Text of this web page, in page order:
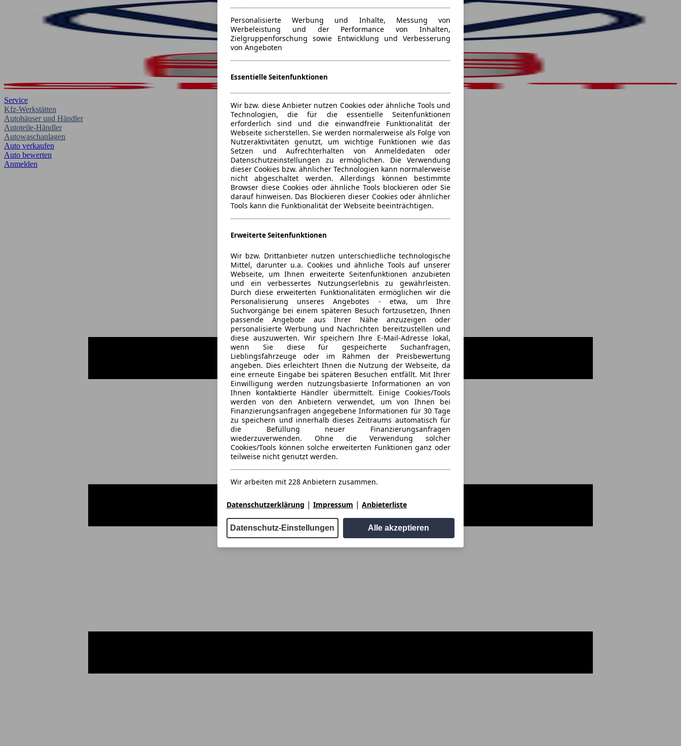
Service
Kfz-Werkstätten
Autohäuser und Händler
Autoteile-Händler
Autowaschanlagen
Auto verkaufen
Auto bewerten
Anmelden
Personalisierte Werbung und Inhalte, Messung von
Werbeleistung und der Performance von Inhalten,
Zielgruppenforschung sowie Entwicklung und Verbesserung
von Angeboten
Essentielle Seitenfunktionen
Wir bzw. diese Anbieter nutzen Cookies oder ähnliche Tools und
Technologien, die für die essentielle Seitenfunktionen
erforderlich sind und die einwandfreie Funktionalität der
Webseite sicherstellen. Sie werden normalerweise als Folge von
Nutzeraktivitäten genutzt, um wichtige Funktionen wie das
Setzen und Aufrechterhalten von Anmeldedaten oder
Datenschutzeinstellungen zu ermöglichen. Die Verwendung
dieser Cookies bzw. ähnlicher Technologien kann normalerweise
nicht abgeschaltet werden. Allerdings können bestimmte
Browser diese Cookies oder ähnliche Tools blockieren oder Sie
darauf hinweisen. Das Blockieren dieser Cookies oder ähnlicher
Tools kann die Funktionalität der Webseite beeinträchtigen.
Erweiterte Seitenfunktionen
Wir bzw. Drittanbieter nutzen unterschiedliche technologische
Mittel, darunter u.a. Cookies und ähnliche Tools auf unserer
Webseite, um Ihnen erweiterte Seitenfunktionen anzubieten
und ein verbessertes Nutzungserlebnis zu gewährleisten.
Durch diese erweiterten Funktionalitäten ermöglichen wir die
Personalisierung unseres Angebotes - etwa, um Ihre
Suchvorgänge bei einem späteren Besuch fortzusetzen, Ihnen
passende Angebote aus Ihrer Nähe anzuzeigen oder
personalisierte Werbung und Nachrichten bereitzustellen und
diese auszuwerten. Wir speichern Ihre E-Mail-Adresse lokal,
wenn Sie diese für gespeicherte Suchanfragen,
Lieblingsfahrzeuge oder im Rahmen der Preisbewertung
angeben. Dies erleichtert Ihnen die Nutzung der Webseite, da
eine erneute Eingabe bei späteren Besuchen entfällt. Mit Ihrer
Einwilligung werden nutzungsbasierte Informationen an von
Ihnen kontaktierte Händler übermittelt. Einige Cookies/Tools
werden von den Anbietern verwendet, um von Ihnen bei
Finanzierungsanfragen angegebene Informationen für 30 Tage
zu speichern und innerhalb dieses Zeitraums automatisch für
die Befüllung neuer Finanzierungsanfragen
wiederzuverwenden. Ohne die Verwendung solcher
Cookies/Tools können solche erweiterten Funktionen ganz oder
teilweise nicht genutzt werden.
Wir arbeiten mit 228 Anbietern zusammen.
Datenschutzerklärung | Impressum | Anbieterliste
Datenschutz-Einstellungen Alle akzeptieren